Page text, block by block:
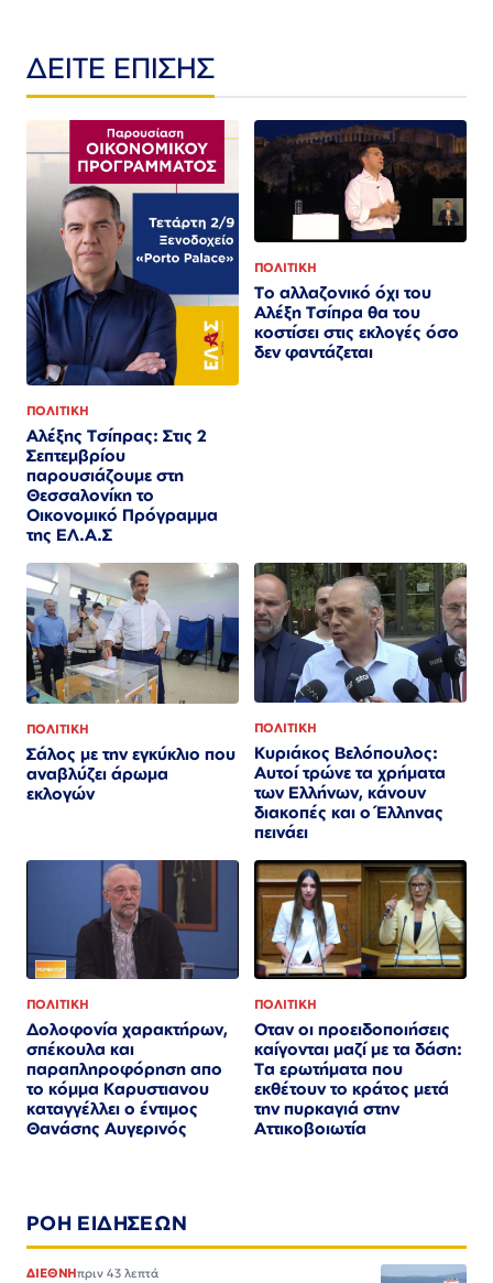
ΔΕΙΤΕ ΕΠΙΣΗΣ
ΠΟΛΙΤΙΚΗ
Αλέξης Τσίπρας: Στις 2
Σεπτεμβρίου
παρουσιάζουμε στη
Θεσσαλονίκη το
Οικονομικό Πρόγραμμα
της ΕΛ.Α.Σ
ΠΟΛΙΤΙΚΗ
Το αλλαζονικό όχι του
Αλέξη Τσίπρα θα του
κοστίσει στις εκλογές όσο
δεν φαντάζεται
ΠΟΛΙΤΙΚΗ
Σάλος με την εγκύκλιο που
αναβλύζει άρωμα
εκλογών
ΠΟΛΙΤΙΚΗ
Κυριάκος Βελόπουλος:
Αυτοί τρώνε τα χρήματα
των Ελλήνων, κάνουν
διακοπές και ο Έλληνας
πεινάει
ΠΟΛΙΤΙΚΗ
Δολοφονία χαρακτήρων,
σπέκουλα και
παραπληροφόρηση απο
το κόμμα Καρυστιανου
καταγγέλλει ο έντιμος
Θανάσης Αυγερινός
ΠΟΛΙΤΙΚΗ
Οταν οι προειδοποιήσεις
καίγονται μαζί με τα δάση:
Τα ερωτήματα που
εκθέτουν το κράτος μετά
την πυρκαγιά στην
Αττικοβοιωτία
ΡΟΗ ΕΙΔΗΣΕΩΝ
ΔΙΕΘΝΗπριν 43 λεπτά